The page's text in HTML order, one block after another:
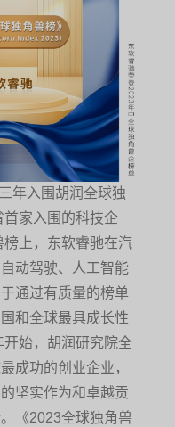
年入围胡润全球独
家入围的科技企
上，东软睿驰在汽
动驾驶、人工智能
通过有质量的榜单
和全球最具成长性
始，胡润研究院全
成功的创业企业，
坚实作为和卓越贡
《2023全球独角兽